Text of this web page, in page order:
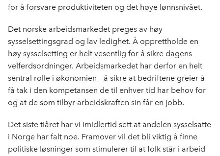
for å forsvare produktiviteten og det høye lønnsnivået.
Det norske arbeidsmarkedet preges av høy
sysselsettingsgrad og lav ledighet. Å opprettholde en
høy sysselsetting er helt vesentlig for å sikre dagens
velferdsordninger. Arbeidsmarkedet har derfor en helt
sentral rolle i økonomien – å sikre at bedriftene greier å
få tak i den kompetansen de til enhver tid har behov for
og at de som tilbyr arbeidskraften sin får en jobb.
Det siste tiåret har vi imidlertid sett at andelen sysselsatte
i Norge har falt noe. Framover vil det bli viktig å finne
politiske løsninger som stimulerer til at folk står i arbeid